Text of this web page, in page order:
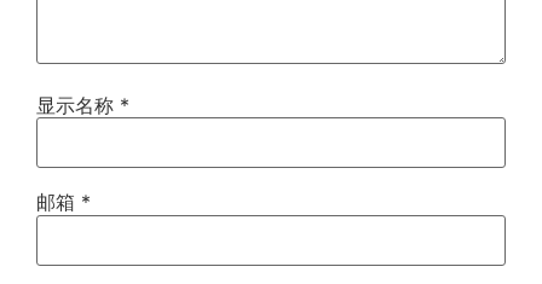
显示名称 *
邮箱 *